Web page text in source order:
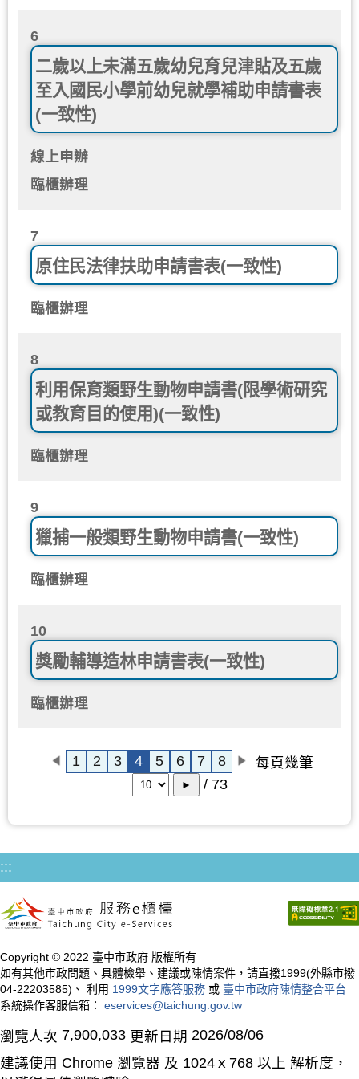
6
二歲以上未滿五歲幼兒育兒津貼及五歲
至入國民小學前幼兒就學補助申請書表
(一致性)
線上申辦
臨櫃辦理
7
原住民法律扶助申請書表(一致性)
臨櫃辦理
8
利用保育類野生動物申請書(限學術研究
或教育目的使用)(一致性)
臨櫃辦理
9
獵捕一般類野生動物申請書(一致性)
臨櫃辦理
10
獎勵輔導造林申請書表(一致性)
臨櫃辦理
1 2 3 4 5 6 7 8 每頁幾筆
► / 73
:::
Copyright © 2022 臺中市政府 版權所有
如有其他市政問題、具體檢舉、建議或陳情案件，請直撥1999(外縣市撥
04-22203585)、 利用 1999文字應答服務 或 臺中市政府陳情整合平台
系統操作客服信箱： eservices@taichung.gov.tw
瀏覽人次 7,900,033 更新日期 2026/08/06
建議使用 Chrome 瀏覽器 及 1024ｘ768 以上 解析度，